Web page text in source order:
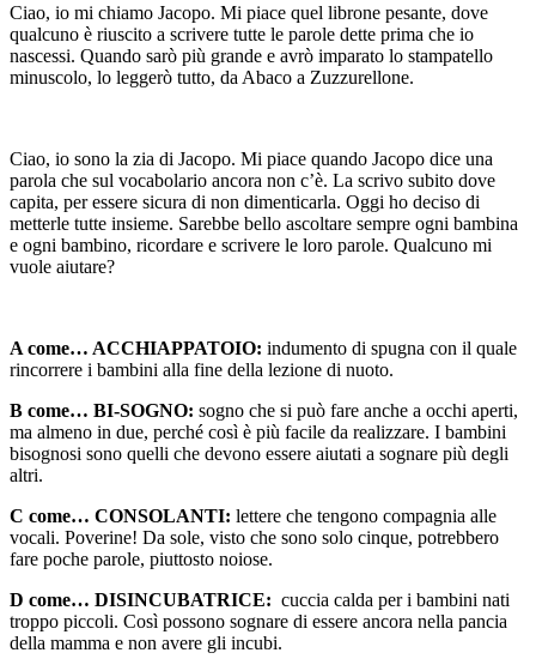
Ciao, io mi chiamo Jacopo. Mi piace quel librone pesante, dove
qualcuno è riuscito a scrivere tutte le parole dette prima che io
nascessi. Quando sarò più grande e avrò imparato lo stampatello
minuscolo, lo leggerò tutto, da Abaco a Zuzzurellone.
Ciao, io sono la zia di Jacopo. Mi piace quando Jacopo dice una
parola che sul vocabolario ancora non c’è. La scrivo subito dove
capita, per essere sicura di non dimenticarla. Oggi ho deciso di
metterle tutte insieme. Sarebbe bello ascoltare sempre ogni bambina
e ogni bambino, ricordare e scrivere le loro parole. Qualcuno mi
vuole aiutare?
A come… ACCHIAPPATOIO: indumento di spugna con il quale
rincorrere i bambini alla fine della lezione di nuoto.
B come… BI-SOGNO: sogno che si può fare anche a occhi aperti,
ma almeno in due, perché così è più facile da realizzare. I bambini
bisognosi sono quelli che devono essere aiutati a sognare più degli
altri.
C come… CONSOLANTI: lettere che tengono compagnia alle
vocali. Poverine! Da sole, visto che sono solo cinque, potrebbero
fare poche parole, piuttosto noiose.
D come… DISINCUBATRICE: cuccia calda per i bambini nati
troppo piccoli. Così possono sognare di essere ancora nella pancia
della mamma e non avere gli incubi.